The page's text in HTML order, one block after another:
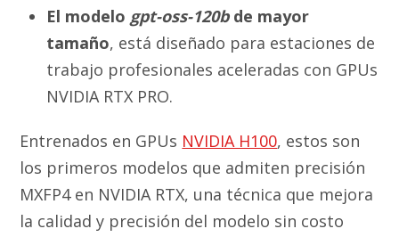
El modelo gpt-oss-120bde mayor
tamaño, está diseñado para estaciones de
trabajo profesionales aceleradas con GPUs
NVIDIA RTX PRO.
Entrenados en GPUs NVIDIA H100, estos son
los primeros modelos que admiten precisión
MXFP4 en NVIDIA RTX, una técnica que mejora
la calidad y precisión del modelo sin costo